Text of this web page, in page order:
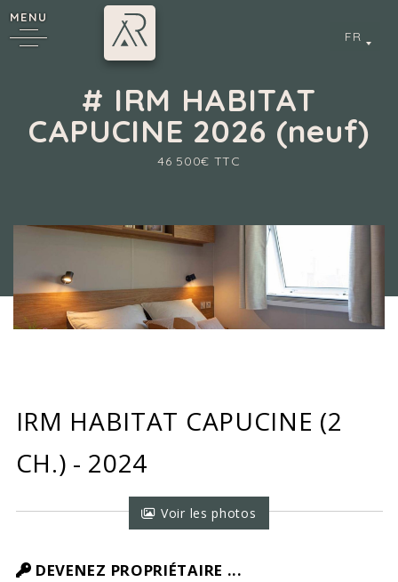
MENU
FR
# IRM HABITAT
CAPUCINE 2026 (neuf)
46 500€ TTC
Camping 4 & 5 étoiles/Mobil-homes à vendre
# IRM HABITAT CAPUCINE
IRM HABITAT CAPUCINE (2
CH.) - 2024
Voir les photos
DEVENEZ PROPRIÉTAIRE ...